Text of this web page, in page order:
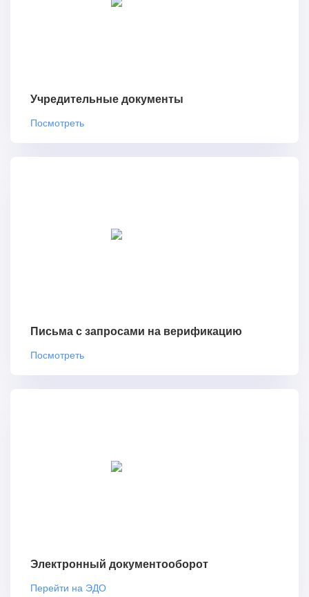
Учредительные документы
Посмотреть
Письма с запросами на верификацию
Посмотреть
Электронный документооборот
Перейти на ЭДО